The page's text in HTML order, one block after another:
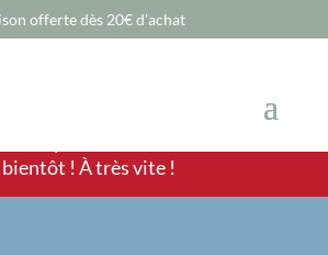
offerte dès 20€ d'achat
cher Client, les ventes sont
bientôt ! À très vite !